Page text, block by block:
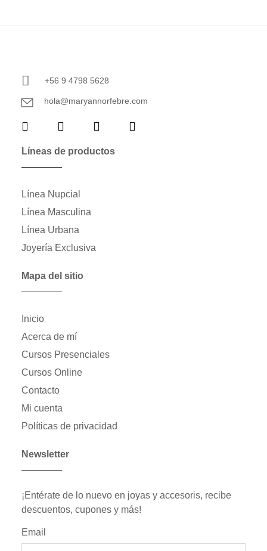
+56 9 4798 5628
hola@maryannorfebre.com
Líneas de productos
Línea Nupcial
Línea Masculina
Línea Urbana
Joyería Exclusiva
Mapa del sitio
Inicio
Acerca de mí
Cursos Presenciales
Cursos Online
Contacto
Mi cuenta
Políticas de privacidad
Newsletter
¡Entérate de lo nuevo en joyas y accesoris, recibe
descuentos, cupones y más!
Email